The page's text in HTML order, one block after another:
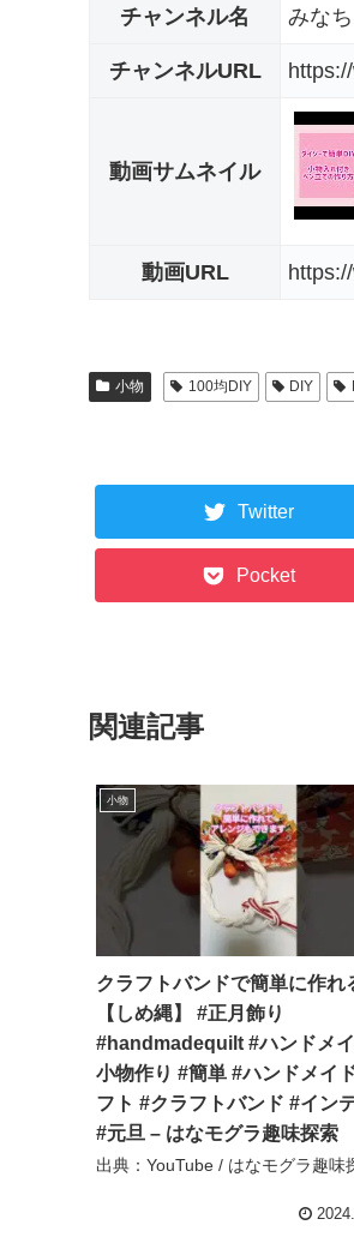
チャンネル名 みなち
チャンネルURL
動画サムネイル
動画URL
小物 100均DIY DIY
Twitter
Pocket
関連記事
小物
クラフトバンドで簡単に作れ
【しめ縄】 #正月飾り
#handmadequilt #ハンドメ
小物作り #簡単 #ハンドメイ
フト #クラフトバンド #イン
#元旦 – はなモグラ趣味探索
出典：YouTube / はなモグラ趣味